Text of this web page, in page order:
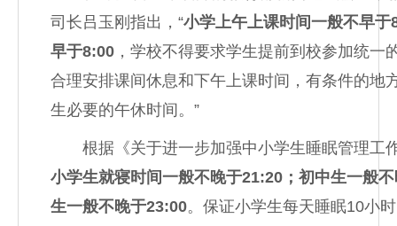
司长吕玉刚指出，“小学上午上课时间一般不早
早于8:00 ，学校不得要求学生提前到校参加统一
合理安排课间休息和下午上课时间，有条件的地
生必要的午休时间。”
根据《关于进一步加强中小学生睡眠管理工
小学生就寝时间一般不晚于21:20；初中生一般
生一般不晚于23:00。保证小学生每天睡眠10小